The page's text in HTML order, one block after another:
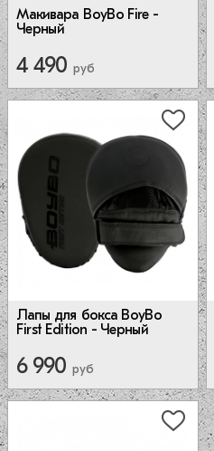
Макивара BoyBo Fire -
Черный
4 490 руб
Лапы для бокса BoyBo
First Edition - Черный
6 990 руб